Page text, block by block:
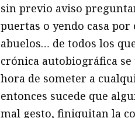
sin previo aviso
puertas o yendo casa por
abuelos… de todos los
crónica autobiográfica
hora de someter a
entonces sucede que
mal gesto, finiquitan la